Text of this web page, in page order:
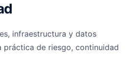
infraestructura y datos
práctica de riesgo, continuidad